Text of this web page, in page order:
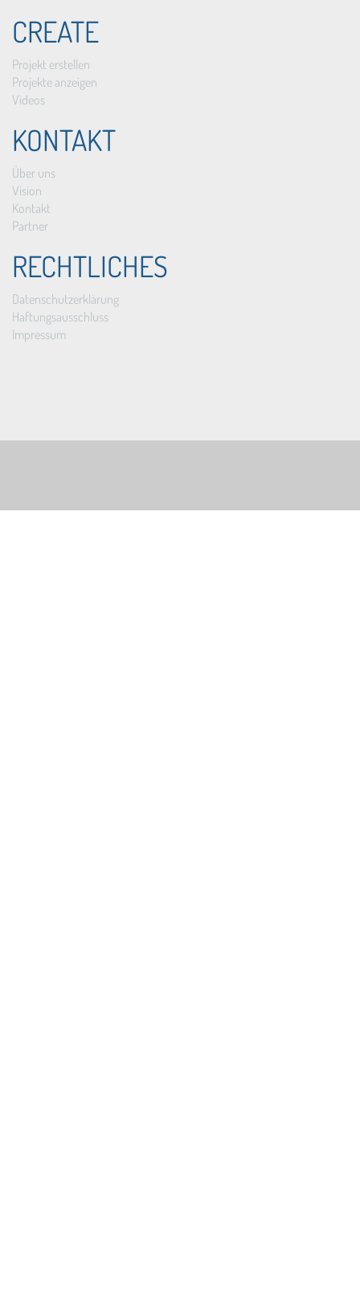
CREATE
Projekt erstellen
Projekte anzeigen
Videos
KONTAKT
Über uns
Vision
Kontakt
Partner
RECHTLICHES
Datenschutzerklärung
Haftungsausschluss
Impressum